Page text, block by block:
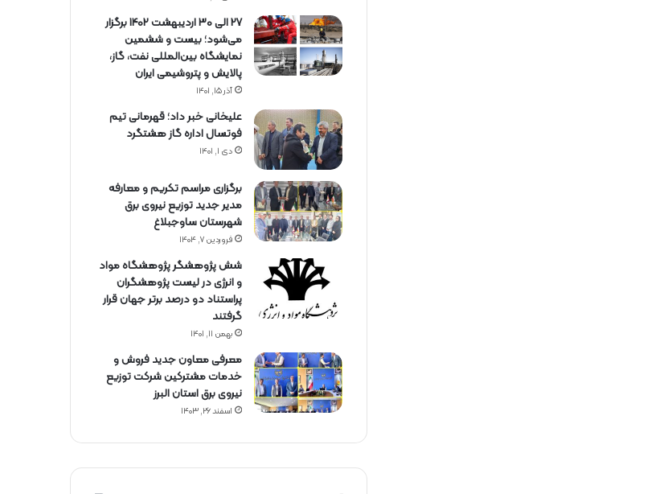
27 الی 30 اردیبهشت 1402 برگزار
می‌شود؛ بیست و ششمین
نمایشگاه بین‌المللی نفت، گاز،
پالایش و پتروشیمی ایران
آذر ۱۵, ۱۴۰۱
علیخانی خبر داد؛ قهرمانی تیم
فوتسال اداره گاز هشتگرد
دی ۱, ۱۴۰۱
برگزاری مراسم تكریم و معارفه
مدیر جدید توزیع نیروی برق
شهرستان ساوجبلاغ
فروردین ۷, ۱۴۰۴
شش پژوهشگر پژوهشگاه مواد
و انرژی در لیست پژوهشگران
پراستناد دو درصد برتر جهان قرار
گرفتند
بهمن ۱۱, ۱۴۰۱
معرفی معاون جدید فروش و
خدمات مشتركین شركت توزیع
نیروی برق استان البرز
اسفند ۲۶, ۱۴۰۳